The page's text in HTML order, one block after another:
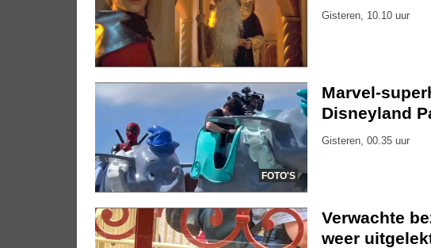
Gisteren, 10.10 uur
FOTO'S
Marvel-
Disneyland
Gisteren, 00.35 uur
Verwachte
weer